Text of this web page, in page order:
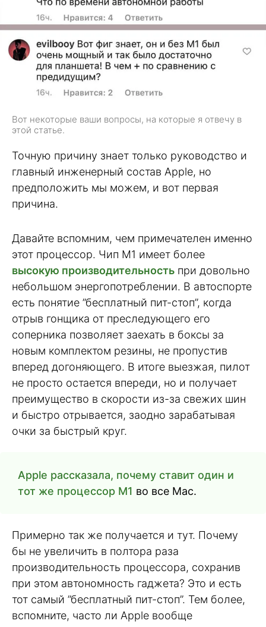
Вот некоторые ваши вопросы, на которые я отвечу в
этой статье.
Точную причину знает только руководство и
главный инженерный состав Apple, но
предположить мы можем, и вот первая
причина.
Давайте вспомним, чем примечателен именно
этот процессор. Чип М1 имеет более
высокую производительность при довольно
небольшом энергопотреблении. В автоспорте
есть понятие ”бесплатный пит-стоп”, когда
отрыв гонщика от преследующего его
соперника позволяет заехать в боксы за
новым комплектом резины, не пропустив
вперед догоняющего. В итоге выезжая, пилот
не просто остается впереди, но и получает
преимущество в скорости из-за свежих шин
и быстро отрывается, заодно зарабатывая
очки за быстрый круг.
Apple рассказала, почему ставит один и
тот же процессор M1 во все Mac.
Примерно так же получается и тут. Почему
бы не увеличить в полтора раза
производительность процессора, сохранив
при этом автономность гаджета? Это и есть
тот самый ”бесплатный пит-стоп”. Тем более,
вспомните, часто ли Apple вообще